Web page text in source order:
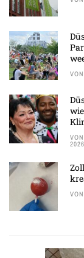
VON
VON
2026
VON